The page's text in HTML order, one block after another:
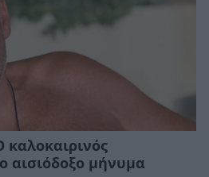
καλοκαιρινός
αισιόδοξο μήνυμα